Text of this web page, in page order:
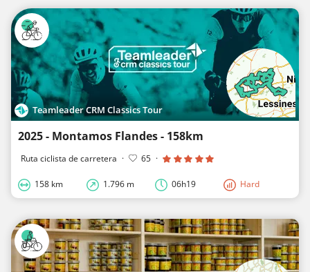
Teamleader CRM Classics Tour
2025 - Montamos Flandes - 158km
Ruta ciclista de carretera · 65 ·
158 km 1.796 m 06h19 Hard